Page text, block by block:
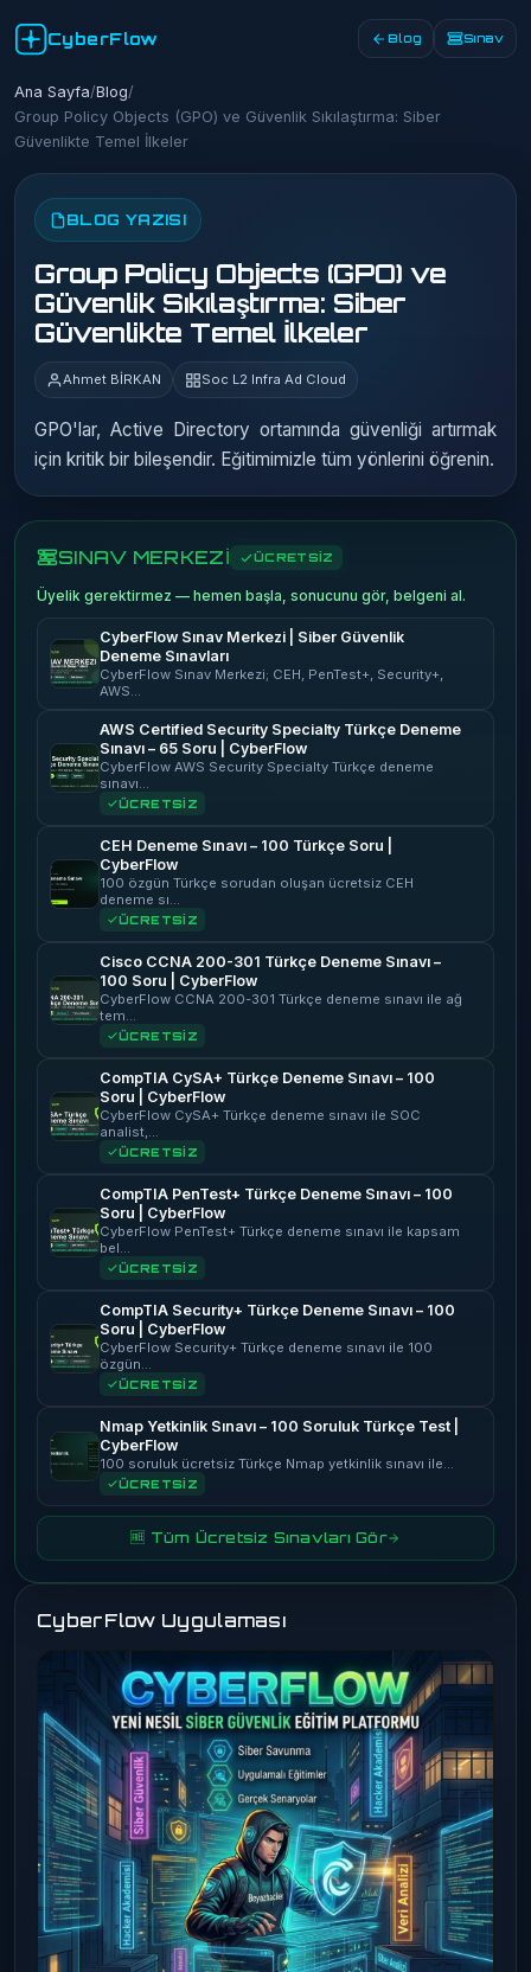
CyberFlow Blog Sınav
Ana Sayfa/Blog/
Group Policy Objects (GPO) ve Güvenlik Sıkılaştırma: Siber
Güvenlikte Temel İlkeler
BLOG YAZISI
Group Policy Objects (GPO) ve
Güvenlik Sıkılaştırma: Siber
Güvenlikte Temel İlkeler
Ahmet BİRKAN Soc L2 Infra Ad Cloud
GPO'lar, Active Directory ortamında güvenliği artırmak
için kritik bir bileşendir. Eğitimimizle tüm yönlerini öğrenin.
SINAV MERKEZİ ÜCRETSİZ
Üyelik gerektirmez — hemen başla, sonucunu gör, belgeni al.
CyberFlow Sınav Merkezi | Siber Güvenlik
Deneme Sınavları
CyberFlow Sınav Merkezi; CEH, PenTest+, Security+,
AWS…
AWS Certified Security Specialty Türkçe Deneme
Sınavı – 65 Soru | CyberFlow
CyberFlow AWS Security Specialty Türkçe deneme
sınavı…
ÜCRETSİZ
CEH Deneme Sınavı – 100 Türkçe Soru |
CyberFlow
100 özgün Türkçe sorudan oluşan ücretsiz CEH
deneme sı…
ÜCRETSİZ
Cisco CCNA 200-301 Türkçe Deneme Sınavı –
100 Soru | CyberFlow
CyberFlow CCNA 200-301 Türkçe deneme sınavı ile ağ
tem…
ÜCRETSİZ
CompTIA CySA+ Türkçe Deneme Sınavı – 100
Soru | CyberFlow
CyberFlow CySA+ Türkçe deneme sınavı ile SOC
analist,…
ÜCRETSİZ
CompTIA PenTest+ Türkçe Deneme Sınavı – 100
Soru | CyberFlow
CyberFlow PenTest+ Türkçe deneme sınavı ile kapsam
bel…
ÜCRETSİZ
CompTIA Security+ Türkçe Deneme Sınavı – 100
Soru | CyberFlow
CyberFlow Security+ Türkçe deneme sınavı ile 100
özgün…
ÜCRETSİZ
Nmap Yetkinlik Sınavı – 100 Soruluk Türkçe Test |
CyberFlow
100 soruluk ücretsiz Türkçe Nmap yetkinlik sınavı ile…
ÜCRETSİZ
🆓 Tüm Ücretsiz Sınavları Gör
CyberFlow Uygulaması